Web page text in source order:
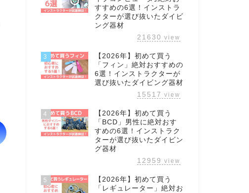
すすめの6選！インストラ
クターが選び抜いたダイビ
ング器材
21630 view
3
【2026年】初めて買う
「フィン」絶対おすすめの
6選！インストラクターが
選び抜いたダイビング器材
15517 view
4
【2026年】初めて買う
「BCD」男性に絶対おす
すめの6選！インストラク
ターが選び抜いたダイビン
グ器材
12959 view
5
【2026年】初めて買う
「レギュレーター」絶対お